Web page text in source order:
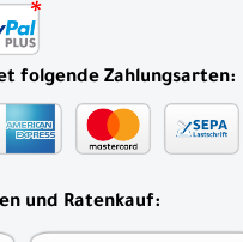
folgende Zahlungsarten:
und Ratenkauf: